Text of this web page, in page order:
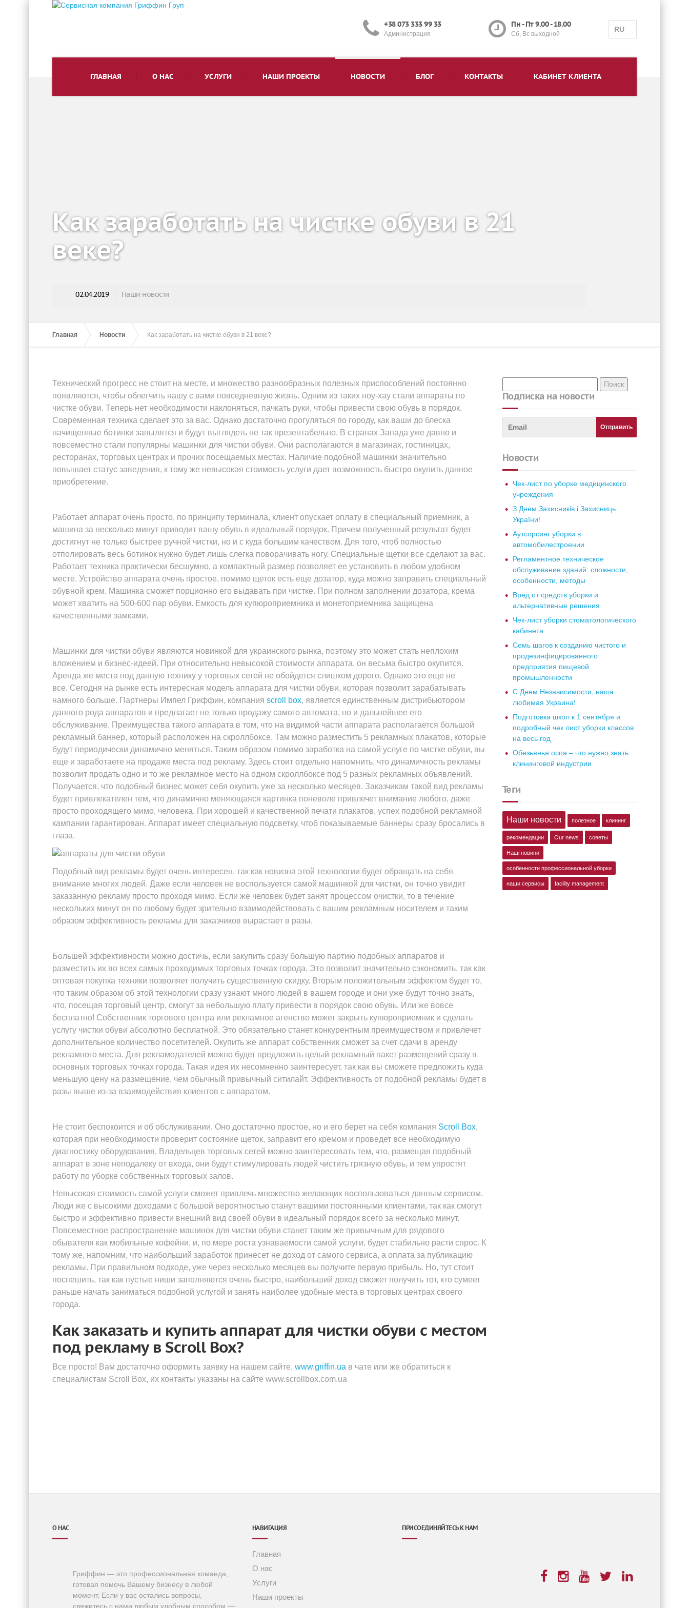
+38 073 333 99 33
Администрация
Пн - Пт 9.00 - 18.00
Сб, Вс выходной
RU
ГЛАВНАЯ О НАС УСЛУГИ НАШИ ПРОЕКТЫ НОВОСТИ БЛОГ КОНТАКТЫ КАБИНЕТ КЛИЕНТА
Как заработать на чистке обуви в 21
веке?
02.04.2019 Наши новости
Главная Новости Как заработать на чистке обуви в 21 веке?
Технический прогресс не стоит на месте, и множество разнообразных полезных приспособлений постоянно
появляются, чтобы облегчить нашу с вами повседневную жизнь. Одним из таких ноу-хау стали аппараты по
чистке обуви. Теперь нет необходимости наклоняться, пачкать руки, чтобы привести свою обувь в порядок.
Современная техника сделает это за вас. Однако достаточно прогуляться по городу, как ваши до блеска
начищенные ботинки запылятся и будут выглядеть не так презентабельно. В странах Запада уже давно и
повсеместно стали популярны машинки для чистки обуви. Они располагаются в магазинах, гостиницах,
ресторанах, торговых центрах и прочих посещаемых местах. Наличие подобной машинки значительно
повышает статус заведения, к тому же невысокая стоимость услуги дает возможность быстро окупить данное
приобретение.
Работает аппарат очень просто, по принципу терминала, клиент опускает оплату в специальный приемник, а
машина за несколько минут приводит вашу обувь в идеальный порядок. Причем полученный результат будет
достигнут не только быстрее ручной чистки, но и с куда большим качеством. Для того, чтоб полностью
отполировать весь ботинок нужно будет лишь слегка поворачивать ногу. Специальные щетки все сделают за вас.
Работает техника практически бесшумно, а компактный размер позволяет ее установить в любом удобном
месте. Устройство аппарата очень простое, помимо щеток есть еще дозатор, куда можно заправить специальный
обувной крем. Машинка сможет порционно его выдавать при чистке. При полном заполнении дозатора, крема
может хватить на 500-600 пар обуви. Емкость для купюроприемника и монетоприемника защищена
качественными замками.
Машинки для чистки обуви являются новинкой для украинского рынка, поэтому это может стать неплохим
вложением и бизнес-идеей. При относительно невысокой стоимости аппарата, он весьма быстро окупится.
Аренда же места под данную технику у торговых сетей не обойдется слишком дорого. Однако это еще не
все. Сегодня на рынке есть интересная модель аппарата для чистки обуви, которая позволит зарабатывать
намного больше. Партнеры Импел Гриффин, компания scroll box, является единственным дистрибьютором
данного рода аппаратов и предлагает не только продажу самого автомата, но и дальнейшее его
обслуживание. Преимущества такого аппарата в том, что на видимой части аппарата располагается большой
рекламный баннер, который расположен на скроллбоксе. Там можно разместить 5 рекламных плакатов, которые
будут периодически динамично меняться. Таким образом помимо заработка на самой услуге по чистке обуви, вы
еще и заработаете на продаже места под рекламу. Здесь стоит отдельно напомнить, что динамичность рекламы
позволит продать одно и то же рекламное место на одном скроллбоксе под 5 разных рекламных объявлений.
Получается, что подобный бизнес может себя окупить уже за несколько месяцев. Заказчикам такой вид рекламы
будет привлекателен тем, что динамично меняющаяся картинка поневоле привлечет внимание любого, даже
просто проходящего мимо, человека. При хорошей и качественной печати плакатов, успех подобной рекламной
кампании гарантирован. Аппарат имеет специальную подсветку, чтоб показываемые баннеры сразу бросались в
глаза.
Подобный вид рекламы будет очень интересен, так как новизна этой технологии будет обращать на себя
внимание многих людей. Даже если человек не воспользуется самой машинкой для чистки, он точно увидит
заказанную рекламу просто проходя мимо. Если же человек будет занят процессом очистки, то в течение
нескольких минут он по любому будет зрительно взаимодействовать с вашим рекламным носителем и таким
образом эффективность рекламы для заказчиков вырастает в разы.
Большей эффективности можно достичь, если закупить сразу большую партию подобных аппаратов и
разместить их во всех самых проходимых торговых точках города. Это позволит значительно сэкономить, так как
оптовая покупка техники позволяет получить существенную скидку. Вторым положительным эффектом будет то,
что таким образом об этой технологии сразу узнают много людей в вашем городе и они уже будут точно знать,
что, посещая торговый центр, смогут за небольшую плату привести в порядок свою обувь. Или же вовсе
бесплатно! Собственник торгового центра или рекламное агенство может закрыть купюроприемник и сделать
услугу чистки обуви абсолютно бесплатной. Это обязательно станет конкурентным преимуществом и привлечет
дополнительное количество посетителей. Окупить же аппарат собственник сможет за счет сдачи в аренду
рекламного места. Для рекламодателей можно будет предложить целый рекламный пакет размещений сразу в
основных торговых точках города. Такая идея их несомненно заинтересует, так как вы сможете предложить куда
меньшую цену на размещение, чем обычный привычный ситилайт. Эффективность от подобной рекламы будет в
разы выше из-за взаимодействия клиентов с аппаратом.
Не стоит беспокоится и об обслуживании. Оно достаточно простое, но и его берет на себя компания Scroll Box,
которая при необходимости проверит состояние щеток, заправит его кремом и проведет все необходимую
диагностику оборудования. Владельцев торговых сетей можно заинтересовать тем, что, размещая подобный
аппарат в зоне неподалеку от входа, они будут стимулировать людей чистить грязную обувь, и тем упростят
работу по уборке собственных торговых залов.
Невысокая стоимость самой услуги сможет привлечь множество желающих воспользоваться данным сервисом.
Люди же с высокими доходами с большой вероятностью станут вашими постоянными клиентами, так как смогут
быстро и эффективно привести внешний вид своей обуви в идеальный порядок всего за несколько минут.
Повсеместное распространение машинок для чистки обуви станет таким же привычным для рядового
обывателя как мобильные кофейни, и, по мере роста узнаваемости самой услуги, будет стабильно расти спрос. К
тому же, напомним, что наибольший заработок принесет не доход от самого сервиса, а оплата за публикацию
рекламы. При правильном подходе, уже через несколько месяцев вы получите первую прибыль. Но, тут стоит
поспешить, так как пустые ниши заполняются очень быстро, наибольший доход сможет получить тот, кто сумеет
раньше начать заниматься подобной услугой и занять наиболее удобные места в торговых центрах своего
города.
Как заказать и купить аппарат для чистки обуви с местом
под рекламу в Scroll Box?
Все просто! Вам достаточно оформить заявку на нашем сайте, www.griffin.ua в чате или же обратиться к
специалистам Scroll Box, их контакты указаны на сайте www.scrollbox.com.ua
Подписка на новости
Новости
Чек-лист по уборке медицинского
учреждения
З Днем Захисників і Захисниць
України!
Аутсорсинг уборки в
автомобилестроении
Регламентное техническое
обслуживание зданий: сложности,
особенности, методы
Вред от средств уборки и
альтернативные решения
Чек-лист уборки стоматологического
кабинета
Семь шагов к созданию чистого и
продезинфицированного
предприятия пищевой
промышленности
С Днем Независимости, наша
любимая Украина!
Подготовка школ к 1 сентября и
подробный чек лист уборки классов
на весь год
Обезьянья оспа – что нужно знать
клининговой индустрии
теги
Наши новости полезное клининг
рекомендации Our news советы
Наші новини
особенности профессиональной уборки
наши сервисы facility management
О НАС
Гриффин — это профессиональная команда,
готовая помочь Вашему бизнесу в любой
момент. Если у вас остались вопросы,
свяжитесь с нами любым удобным способом —
НАВИГАЦИЯ
Главная
О нас
Услуги
Наши проекты
ПРИСОЕДИНЯЙТЕСЬ К НАМ